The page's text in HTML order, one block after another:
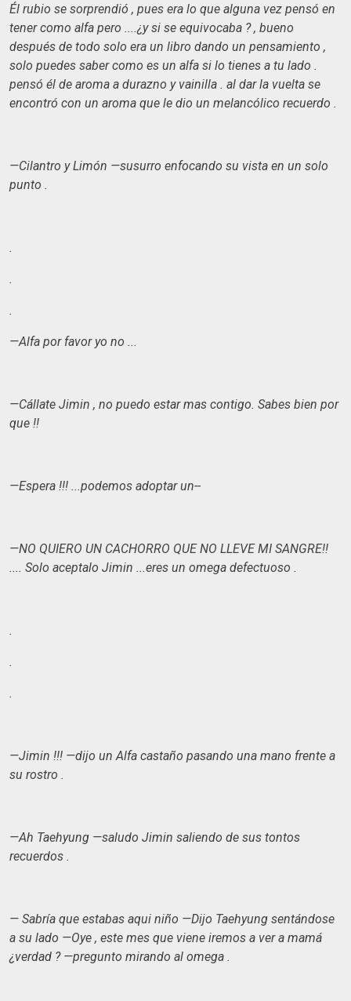
Él rubio se sorprendió , pues era lo que alguna vez pensó en
tener como alfa pero ....¿y si se equivocaba ? , bueno
después de todo solo era un libro dando un pensamiento ,
solo puedes saber como es un alfa si lo tienes a tu lado .
pensó él de aroma a durazno y vainilla . al dar la vuelta se
encontró con un aroma que le dio un melancólico recuerdo .
—Cilantro y Limón —susurro enfocando su vista en un solo
punto .
.
.
.
—Alfa por favor yo no ...
—Cállate Jimin , no puedo estar mas contigo. Sabes bien por
que !!
—Espera !!! ...podemos adoptar un--
—NO QUIERO UN CACHORRO QUE NO LLEVE MI SANGRE!!
.... Solo aceptalo Jimin ...eres un omega defectuoso .
.
.
.
—Jimin !!! —dijo un Alfa castaño pasando una mano frente a
su rostro .
—Ah Taehyung —saludo Jimin saliendo de sus tontos
recuerdos .
— Sabría que estabas aqui niño —Dijo Taehyung sentándose
a su lado —Oye , este mes que viene iremos a ver a mamá
¿verdad ? —pregunto mirando al omega .